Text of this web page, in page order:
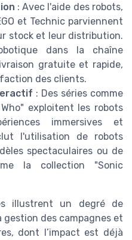
: Avec l'aide des robots,
et Technic parviennent
stock et leur distribution.
dans la chaîne
gratuite et rapide,
des clients.
: Des séries comme
exploitent les robots
immersives et
l'utilisation de robots
spectaculaires ou de
la collection "Sonic
illustrent un degré de
des campagnes et
dont l’impact est déjà